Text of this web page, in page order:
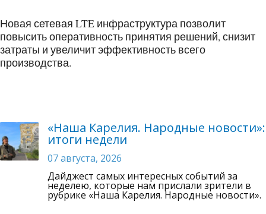
Новая сетевая LTE инфраструктура позволит
повысить оперативность принятия решений, снизит
затраты и увеличит эффективность всего
производства.
«Наша Карелия. Народные новости»:
итоги недели
07 августа, 2026
Дайджест самых интересных событий за
неделею, которые нам прислали зрители в
рубрике «Наша Карелия. Народные новости».